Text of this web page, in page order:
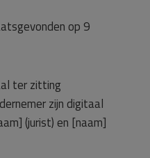
op 9
ter zitting
zijn digitaal
(jurist) en [naam]